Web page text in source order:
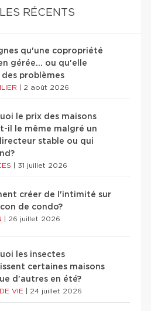
RÉCENTS
qu'une copropriété
gérée… ou qu'elle
des problèmes
2 août 2026
le prix des maisons
il le même malgré un
stable ou qui
31 juillet 2026
créer de l'intimité sur
de condo?
26 juillet 2026
les insectes
certaines maisons
d'autres en été?
VIE 24 juillet 2026